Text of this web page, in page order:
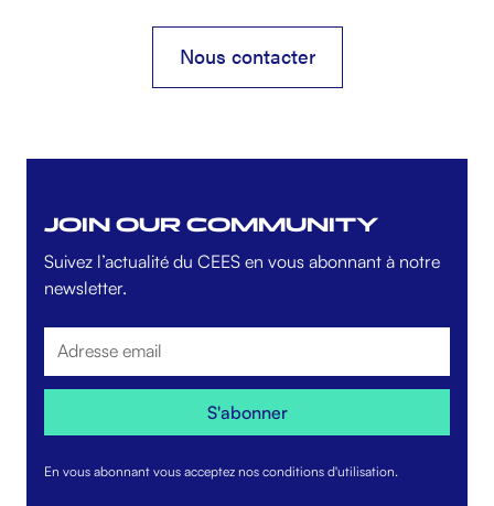
Nous contacter
Nous contacter
JOIN OUR COMMUNITY
Suivez l’actualité du CEES en vous abonnant à notre
newsletter.
En vous abonnant vous acceptez nos conditions d'utilisation.